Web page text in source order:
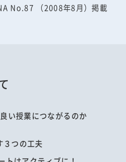
No.87 （2008年8月）掲載
い授業につながるのか
３つの工夫